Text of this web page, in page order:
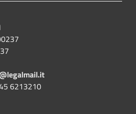
6213210